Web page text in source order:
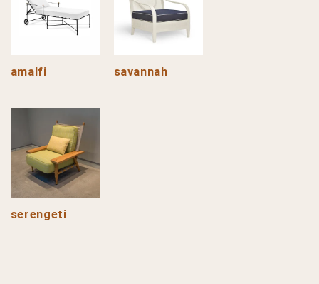
amalfi savannah
serengeti